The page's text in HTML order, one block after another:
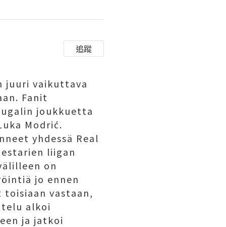
追蹤
juuri vaikuttava
Fanit
joukkuetta
Modrić.
yhdessä Real
liigan
on
jo ennen
vastaan,
alkoi
ja jatkoi